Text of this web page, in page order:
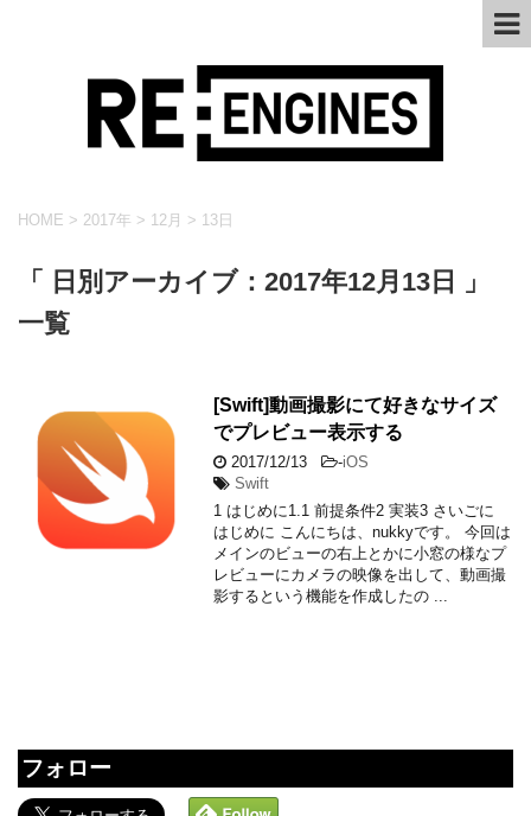
HOME > 2017年 > 12月 > 13日
「 日別アーカイブ：2017年12月13日 」
一覧
[Swift]動画撮影にて好きなサイズ
でプレビュー表示する
2017/12/13 -iOS
Swift
1 はじめに1.1 前提条件2 実装3 さいごに
はじめに こんにちは、nukkyです。 今回は
メインのビューの右上とかに小窓の様なプ
レビューにカメラの映像を出して、動画撮
影するという機能を作成したの ...
フォロー